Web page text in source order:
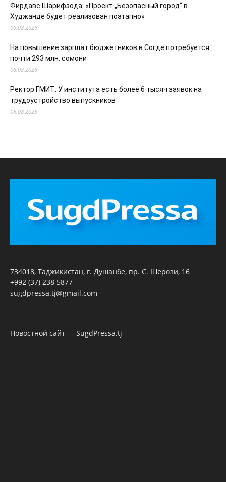
Фирдавс Шарифзода: «Проект „Безопасный город“ в
Худжанде будет реализован поэтапно»
06.08.2026
На повышение зарплат бюджетников в Согде потребуется
почти 293 млн. сомони
06.08.2026
Ректор ГМИТ: У института есть более 6 тысяч заявок на
трудоустройство выпускников
06.08.2026
734018, Таджикистан, г. Душанбе, пр. С. Шерози, 16
+992 (37) 238 5877
sugdpressa.tj@gmail.com
Новостной сайт — SugdPressa.tj